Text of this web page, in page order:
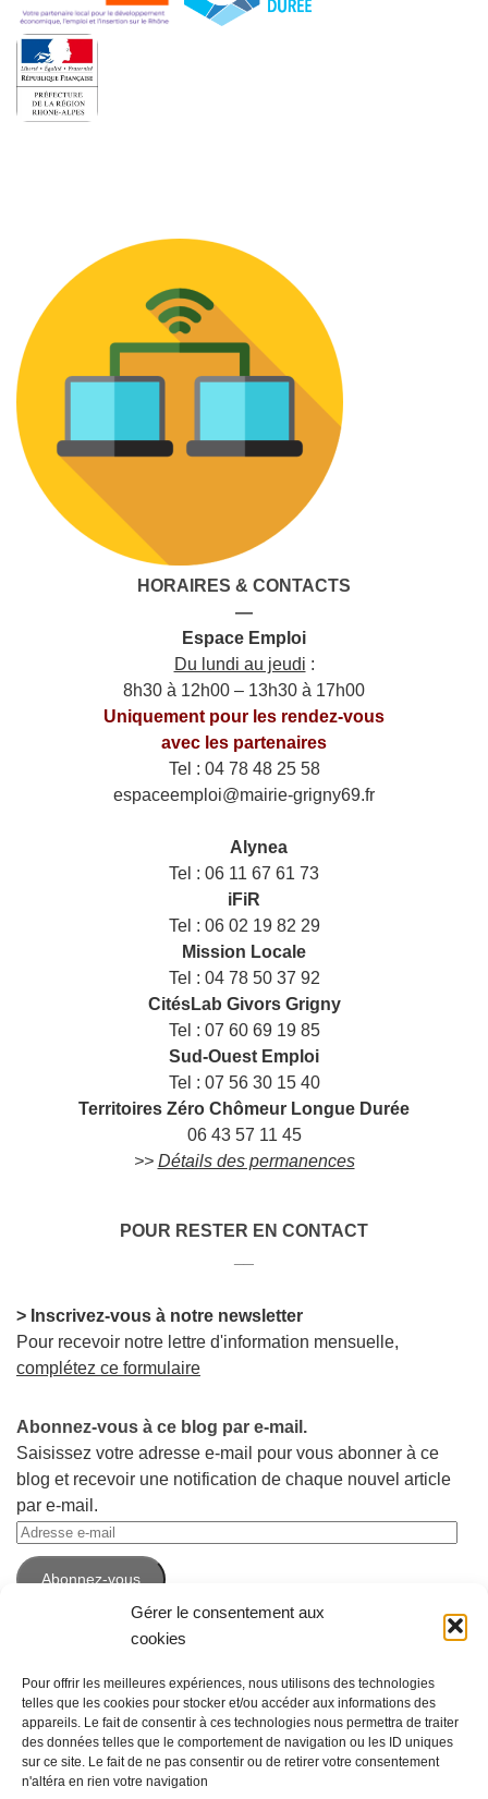
Gérer le consentement aux
cookies
Pour offrir les meilleures expériences, nous utilisons des technologies
telles que les cookies pour stocker et/ou accéder aux informations des
appareils. Le fait de consentir à ces technologies nous permettra de traiter
des données telles que le comportement de navigation ou les ID uniques
sur ce site. Le fait de ne pas consentir ou de retirer votre consentement
n'altéra en rien votre navigation
HORAIRES & CONTACTS
—
Espace Emploi
Du lundi au jeudi :
8h30 à 12h00 – 13h30 à 17h00
Uniquement pour les rendez-vous
avec les partenaires
Tel : 04 78 48 25 58
espaceemploi@mairie-grigny69.fr
Alynea
Tel : 06 11 67 61 73
iFiR
Tel : 06 02 19 82 29
Mission Locale
Tel : 04 78 50 37 92
CitésLab Givors Grigny
Tel : 07 60 69 19 85
Sud-Ouest Emploi
Tel : 07 56 30 15 40
Territoires Zéro Chômeur Longue Durée
06 43 57 11 45
>> Détails des permanences
POUR RESTER EN CONTACT
> Inscrivez-vous à notre newsletter
Pour recevoir notre lettre d'information mensuelle,
complétez ce formulaire
Abonnez-vous à ce blog par e-mail.
Saisissez votre adresse e-mail pour vous abonner à ce
blog et recevoir une notification de chaque nouvel article
par e-mail.
Adresse
e-
mailAbonnez-vous